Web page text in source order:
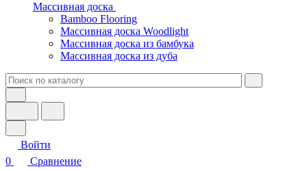
Массивная доска
Bamboo Flooring
Массивная доска Woodlight
Массивная доска из бамбука
Массивная доска из дуба
Войти
0
Сравнение